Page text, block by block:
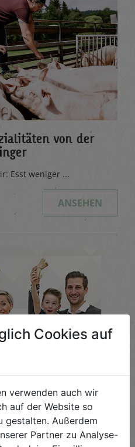
von der
Esst weniger ...
ANSEHEN
Cookies auf
verwenden auch wir
auf der Website so
gestalten. Außerdem
Partner zu Analyse-